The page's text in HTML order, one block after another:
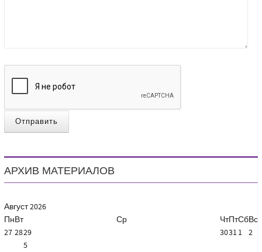
Отправить
АРХИВ МАТЕРИАЛОВ
Август2026
ПнВт Ср ЧтПтСбВс
27 2829 30311 2
5